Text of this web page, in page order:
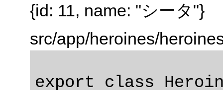
{id: 11, name: "シータ"}
src/app/heroines/